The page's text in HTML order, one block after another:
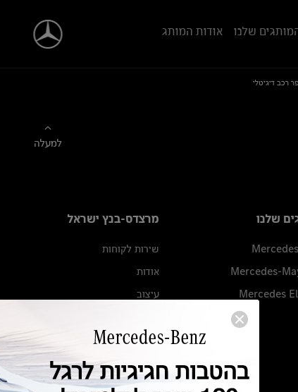
שלנו אודות המותג
רכב דיגיטלי
למעלה
שלנו
Mercedes-
Mercedes
מרצדס-בנץ ישראל
שירות לקוחות
אודות
עיצוב
מגזין מרצדס-בנץ
ספרי רכב מרצדס-בנץ
נתוני זיהום אוויר וצריכת דלק וחשמל